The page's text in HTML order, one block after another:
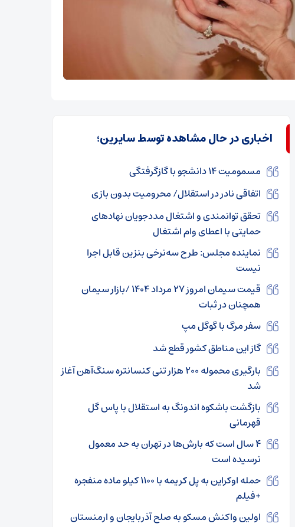
اخباری در حال مشاهده توسط سایرین؛
مسمومیت ۱۴ دانشجو با گازگرفتگی
اتفاقی نادر در استقلال/ محرومیت بدون بازی
تحقق توانمندی و اشتغال مددجویان نهادهای
حمایتی با اعطای وام اشتغال
نماینده مجلس: طرح سه‌نرخی بنزین قابل اجرا
نیست
قیمت سیمان امروز ۲۷ مرداد ۱۴۰۴ /بازار سیمان
همچنان در ثبات
سفر مرگ با گوگل مپ
گاز این مناطق کشور قطع شد
بارگیری محموله ۲۰۰ هزار تنی کنسانتره سنگ‌آهن آغاز
شد
بازگشت باشکوه اندونگ به استقلال با پاس گل
قهرمانی
۴ سال است که بارش‌ها در تهران به حد معمول
نرسیده است
حمله اوکراین به پل کریمه با ۱۱۰۰ کیلو ماده منفجره
+فیلم
اولین واکنش مسکو به صلح آذربایجان و ارمنستان